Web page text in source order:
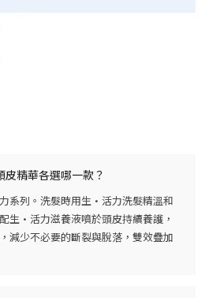
精華各選哪一款？
系列 。洗髮時用生·活力洗髮精溫和
生·活力滋養液噴於頭皮持續養護，
減少不必要的斷裂與脫落，雙效疊加